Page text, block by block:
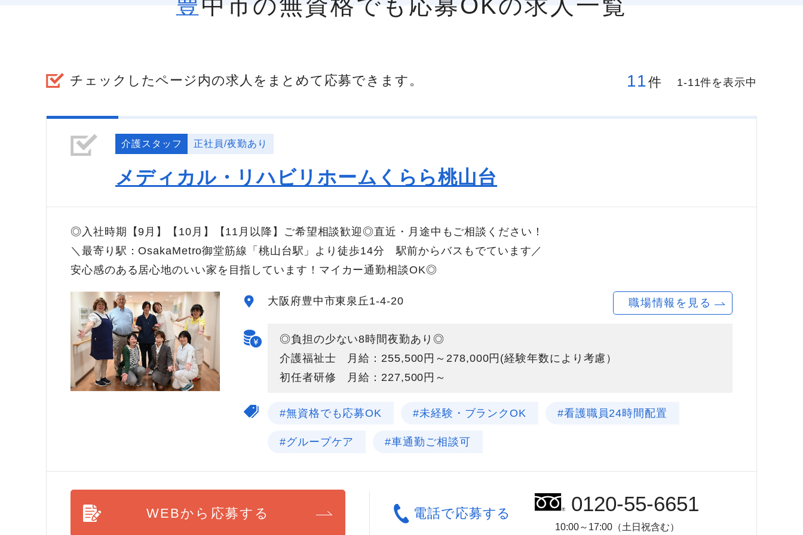
豊中市の無資格でも応募OKの求人一覧
チェックしたページ内の求人をまとめて応募できます。 11件 1-11件を表示中
介護スタッフ 正社員/夜勤あり
メディカル・リハビリホームくらら桃山台
◎入社時期【9月】【10月】【11月以降】ご希望相談歓迎◎直近・月途中もご相談ください！
＼最寄り駅：OsakaMetro御堂筋線「桃山台駅」より徒歩14分 駅前からバスもでています／
安心感のある居心地のいい家を目指しています！マイカー通勤相談OK◎
大阪府豊中市東泉丘1-4-20 職場情報を見る
◎負担の少ない8時間夜勤あり◎
介護福祉士 月給：255,500円～278,000円(経験年数により考慮）
初任者研修 月給：227,500円～
#無資格でも応募OK #未経験・ブランクOK #看護職員24時間配置
#グループケア #車通勤ご相談可
WEBから応募する 電話で応募する 0120-55-6651
10:00～17:00（土日祝含む）